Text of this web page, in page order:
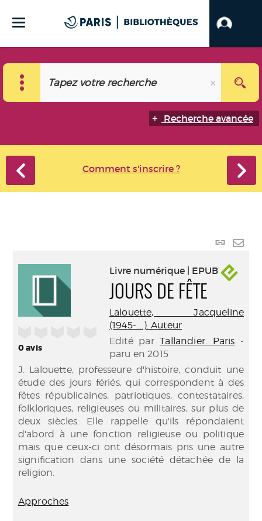
Recherche avancée
Comment s'inscrire ?
Lien
0avis
Livre numérique | EPUB
JOURS DE FÊTE
Lalouette, Jacqueline
(1945-....). Auteur
Edité parTallandier. Paris -
paru en 2015
J. Lalouette, professeure d'histoire, conduit une
étude des jours fériés, qui correspondent à des
fêtes républicaines, patriotiques, contestataires,
folkloriques, religieuses ou militaires, sur plus de
deux siècles. Elle rappelle qu'ils répondaient
d'abord à une fonction religieuse ou politique
mais que ceux-ci ont désormais pris une autre
signification dans une société détachée de la
religion.
Approches